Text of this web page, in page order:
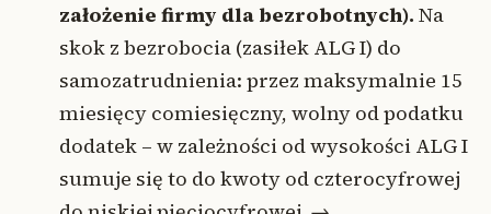
założenie firmy dla bezrobotnych). Na
skok z bezrobocia (zasiłek ALG I) do
samozatrudnienia: przez maksymalnie 15
miesięcy comiesięczny, wolny od podatku
dodatek – w zależności od wysokości ALG I
sumuje się to do kwoty od czterocyfrowej